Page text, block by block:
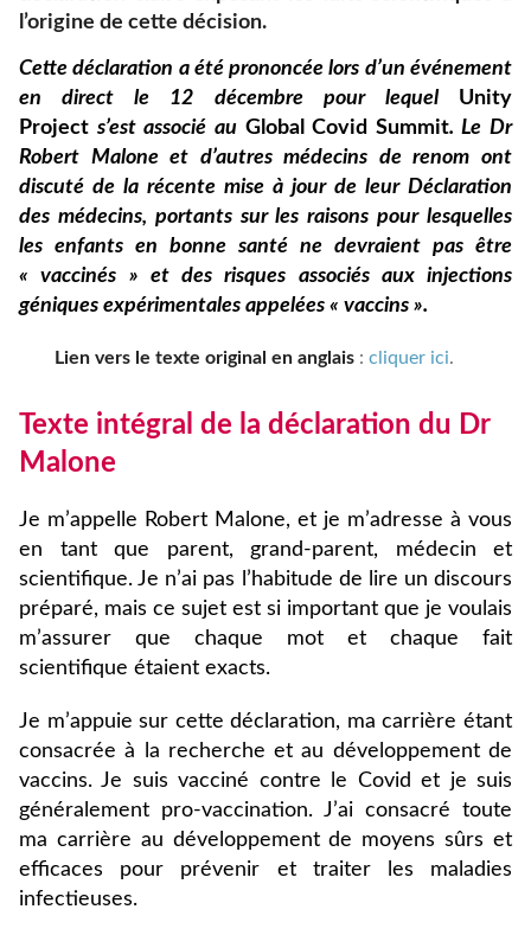
l’origine de cette décision.
Cette déclaration a été prononcée lors d’un événement
en direct le 12 décembre pour lequel Unity
Project s’est associé au Global Covid Summit. Le Dr
Robert Malone et d’autres médecins de renom ont
discuté de la récente mise à jour de leur Déclaration
des médecins, portants sur les raisons pour lesquelles
les enfants en bonne santé ne devraient pas être
« vaccinés » et des risques associés aux injections
géniques expérimentales appelées « vaccins ».
Lien vers le texte original en anglais : cliquer ici.
Texte intégral de la déclaration du Dr
Malone
Je m’appelle Robert Malone, et je m’adresse à vous
en tant que parent, grand-parent, médecin et
scientifique. Je n’ai pas l’habitude de lire un discours
préparé, mais ce sujet est si important que je voulais
m’assurer que chaque mot et chaque fait
scientifique étaient exacts.
Je m’appuie sur cette déclaration, ma carrière étant
consacrée à la recherche et au développement de
vaccins. Je suis vacciné contre le Covid et je suis
généralement pro-vaccination. J’ai consacré toute
ma carrière au développement de moyens sûrs et
efficaces pour prévenir et traiter les maladies
infectieuses.